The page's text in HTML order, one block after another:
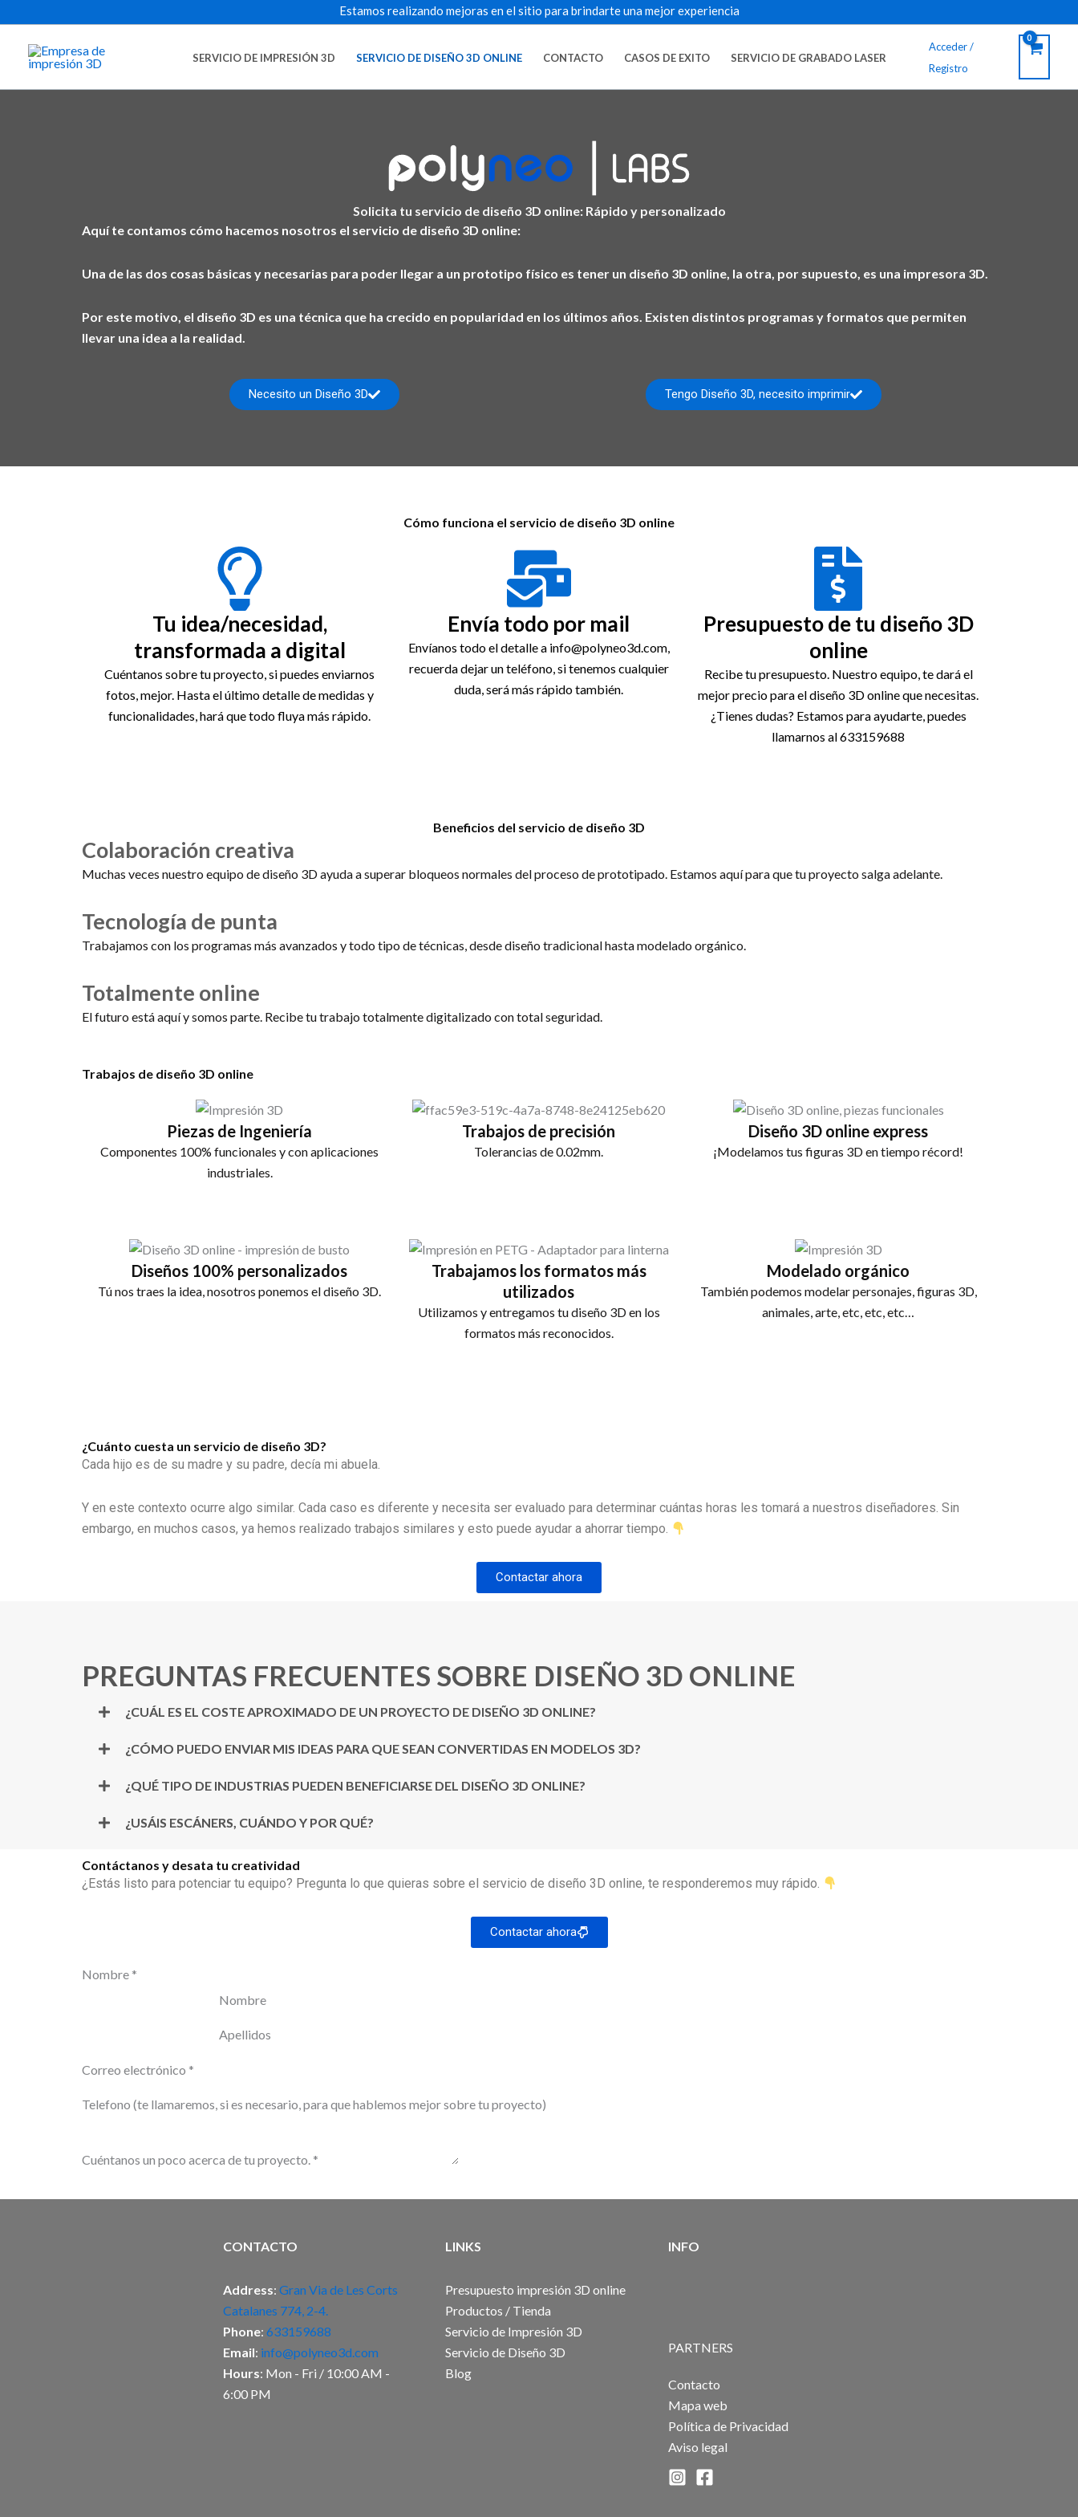
al
contenido
Estamos realizando mejoras en el sitio para brindarte una mejor experiencia
SERVICIO DE IMPRESIÓN 3D SERVICIO DE DISEÑO 3D ONLINE CONTACTO CASOS DE EXITO SERVICIO DE GRABADO LASER
Acceder /
Registro
Solicita tu servicio de diseño 3D online: Rápido y personalizado
Aquí te contamos cómo hacemos nosotros el servicio de diseño 3D online:
Una de las dos cosas básicas y necesarias para poder llegar a un prototipo físico es tener un diseño 3D online, la otra, por supuesto, es una impresora 3D.
Por este motivo, el diseño 3D es una técnica que ha crecido en popularidad en los últimos años. Existen distintos programas y formatos que permiten
llevar una idea a la realidad.
Necesito un Diseño 3D Tengo Diseño 3D, necesito imprimir
Cómo funciona el servicio de diseño 3D online
Tu idea/necesidad,
transformada a digital
Cuéntanos sobre tu proyecto, si puedes enviarnos
fotos, mejor. Hasta el último detalle de medidas y
funcionalidades, hará que todo fluya más rápido.
Envía todo por mail
Envíanos todo el detalle a info@polyneo3d.com,
recuerda dejar un teléfono, si tenemos cualquier
duda, será más rápido también.
Presupuesto de tu diseño 3D
online
Recibe tu presupuesto. Nuestro equipo, te dará el
mejor precio para el diseño 3D online que necesitas.
¿Tienes dudas? Estamos para ayudarte, puedes
llamarnos al 633159688
Beneficios del servicio de diseño 3D
Colaboración creativa
Muchas veces nuestro equipo de diseño 3D ayuda a superar bloqueos normales del proceso de prototipado. Estamos aquí para que tu proyecto salga adelante.
Tecnología de punta
Trabajamos con los programas más avanzados y todo tipo de técnicas, desde diseño tradicional hasta modelado orgánico.
Totalmente online
El futuro está aquí y somos parte. Recibe tu trabajo totalmente digitalizado con total seguridad.
Trabajos de diseño 3D online
Piezas de Ingeniería
Componentes 100% funcionales y con aplicaciones
industriales.
Trabajos de precisión
Tolerancias de 0.02mm.
Diseño 3D online express
¡Modelamos tus figuras 3D en tiempo récord!
Diseños 100% personalizados
Tú nos traes la idea, nosotros ponemos el diseño 3D.
Trabajamos los formatos más
utilizados
Utilizamos y entregamos tu diseño 3D en los
formatos más reconocidos.
Modelado orgánico
También podemos modelar personajes, figuras 3D,
animales, arte, etc, etc, etc…
¿Cuánto cuesta un servicio de diseño 3D?
Cada hijo es de su madre y su padre, decía mi abuela.
Y en este contexto ocurre algo similar. Cada caso es diferente y necesita ser evaluado para determinar cuántas horas les tomará a nuestros diseñadores. Sin
embargo, en muchos casos, ya hemos realizado trabajos similares y esto puede ayudar a ahorrar tiempo.
Contactar ahora
PREGUNTAS FRECUENTES SOBRE DISEÑO 3D ONLINE
¿CUÁL ES EL COSTE APROXIMADO DE UN PROYECTO DE DISEÑO 3D ONLINE?
¿CÓMO PUEDO ENVIAR MIS IDEAS PARA QUE SEAN CONVERTIDAS EN MODELOS 3D?
¿QUÉ TIPO DE INDUSTRIAS PUEDEN BENEFICIARSE DEL DISEÑO 3D ONLINE?
¿USÁIS ESCÁNERS, CUÁNDO Y POR QUÉ?
Contáctanos y desata tu creatividad
¿Estás listo para potenciar tu equipo? Pregunta lo que quieras sobre el servicio de diseño 3D online, te responderemos muy rápido.
Contactar ahora
Nombre *
Nombre
Apellidos
Correo electrónico *
Telefono (te llamaremos, si es necesario, para que hablemos mejor sobre tu proyecto)
Cuéntanos un poco acerca de tu proyecto. *
CONTACTO
Address: Gran Via de Les Corts
Catalanes 774, 2-4.
Phone: 633159688
Email: info@polyneo3d.com
Hours: Mon - Fri / 10:00 AM -
6:00 PM
LINKS
Presupuesto impresión 3D online
Productos / Tienda
Servicio de Impresión 3D
Servicio de Diseño 3D
Blog
INFO
PARTNERS
Contacto
Mapa web
Política de Privacidad
Aviso legal